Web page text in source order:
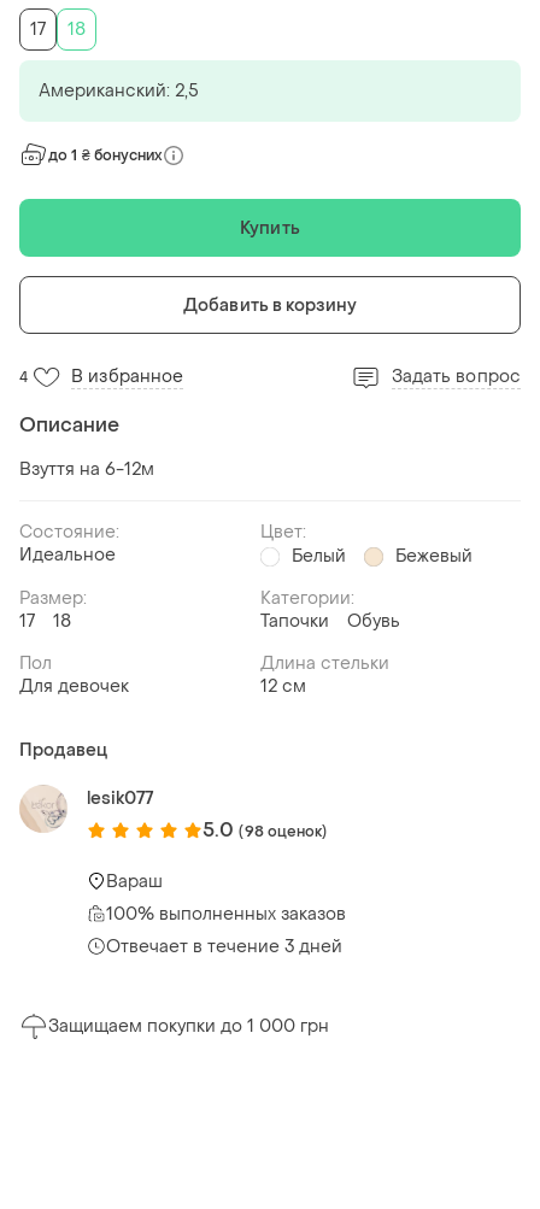
17
18
Американский: 2,5
до 1 ₴ бонусних
Купить
Добавить в корзину
4 В избранное Задать вопрос
Описание
Взуття на 6-12м
Состояние:
Идеальное
Цвет:
Белый
Бежевый
Размер:
17
18
Категории:
Тапочки
Обувь
Пол
Для девочек
Длина стельки
12 см
Продавец
lesik077
5.0 (98 оценок)
Вараш
100% выполненных заказов
Отвечает в течение 3 дней
Защищаем покупки до 1 000 грн